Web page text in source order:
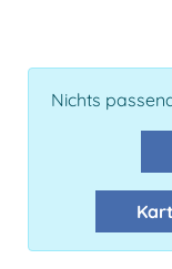
Nichts